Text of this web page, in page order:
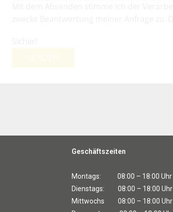
Geschäftszeiten
Montags: 08:00 – 18:00 Uhr
Dienstags: 08:00 – 18:00 Uhr
Mittwochs 08:00 – 18:00 Uhr